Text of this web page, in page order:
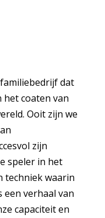
dat
coaten van
Ooit zijn we
zijn
speler in het
techniek waarin
een verhaal van
capaciteit en